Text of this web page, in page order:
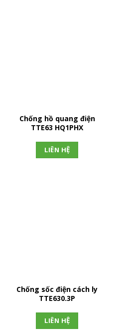
Chống hồ quang điện
TTE63 HQ1PHX
LIÊN HỆ
Chống sốc điện cách ly
TTE630.3P
LIÊN HỆ